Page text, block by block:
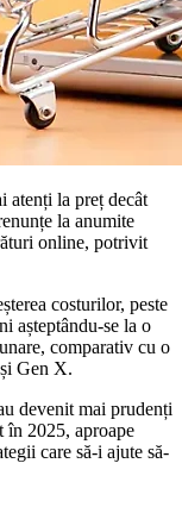
atenți la preț decât
la anumite
online, potrivit
costurilor, peste
așteptându-se la o
comparativ cu o
Gen X.
devenit mai prudenți
în 2025, aproape
care să-i ajute să-